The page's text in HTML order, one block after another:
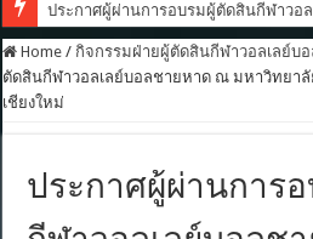
ประกาศผู้ผ่านการอบรมผู้ตัดสินกีฬาวอ
Home / กิจกรรมฝ่ายผู้ตัดสินกีฬาวอลเลย์บอ
ตัดสินกีฬาวอลเลย์บอลชายหาด ณ มหาวิทยา
เชียงใหม่
ประกาศผู้ผ่านการ